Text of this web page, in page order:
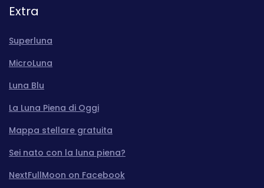
Extra
Superluna
MicroLuna
Luna Blu
La Luna Piena di Oggi
Mappa stellare gratuita
Sei nato con la luna piena?
NextFullMoon on Facebook